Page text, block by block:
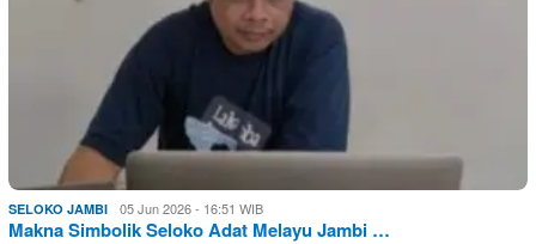
SELOKO JAMBI 05 Jun 2026 - 16:51 WIB
Makna Simbolik Seloko Adat Melayu Jambi …